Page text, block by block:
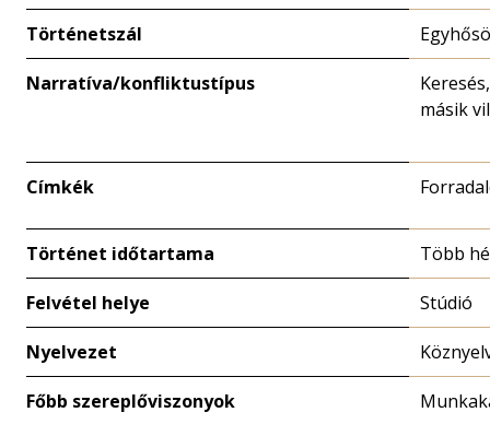
Történetszál
Narratíva/konfliktustípus
másik
Címkék
Történet időtartama Több
Felvétel helye Stúdió
Nyelvezet
Főbb szereplőviszonyok